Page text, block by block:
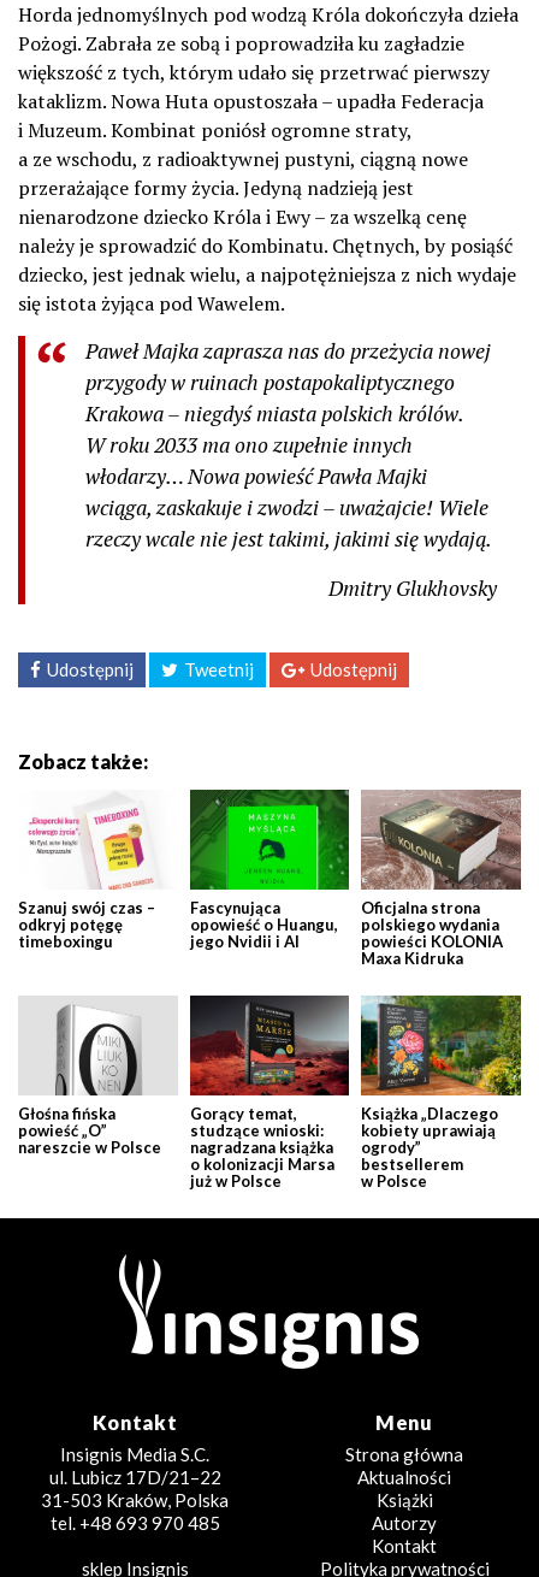
Horda jednomyślnych pod wodzą Króla dokończyła dzieła
Pożogi. Zabrała ze sobą i poprowadziła ku zagładzie
większość z tych, którym udało się przetrwać pierwszy
kataklizm. Nowa Huta opustoszała – upadła Federacja
i Muzeum. Kombinat poniósł ogromne straty,
a ze wschodu, z radioaktywnej pustyni, ciągną nowe
przerażające formy życia. Jedyną nadzieją jest
nienarodzone dziecko Króla i Ewy – za wszelką cenę
należy je sprowadzić do Kombinatu. Chętnych, by posiąść
dziecko, jest jednak wielu, a najpotężniejsza z nich wydaje
się istota żyjąca pod Wawelem.
Paweł Majka zaprasza nas do przeżycia nowej
przygody w ruinach postapokaliptycznego
Krakowa – niegdyś miasta polskich królów.
W roku 2033 ma ono zupełnie innych
włodarzy… Nowa powieść Pawła Majki
wciąga, zaskakuje i zwodzi – uważajcie! Wiele
rzeczy wcale nie jest takimi, jakimi się wydają.
Dmitry Glukhovsky
Udostępnij Tweetnij Udostępnij
Zobacz także:
Szanuj swój czas –
odkryj potęgę
timeboxingu
Fascynująca
opowieść o Huangu,
jego Nvidii i AI
Oficjalna strona
polskiego wydania
powieści KOLONIA
Maxa Kidruka
Głośna fińska
powieść „O”
nareszcie w Polsce
Gorący temat,
studzące wnioski:
nagradzana książka
o kolonizacji Marsa
już w Polsce
Książka „Dlaczego
kobiety uprawiają
ogrody”
bestsellerem
w Polsce
Kontakt
Insignis Media S.C.
ul. Lubicz 17D/21–22
31-503 Kraków, Polska
tel. +48 693 970 485
sklep Insignis
Menu
Strona główna
Aktualności
Książki
Autorzy
Kontakt
Polityka prywatności